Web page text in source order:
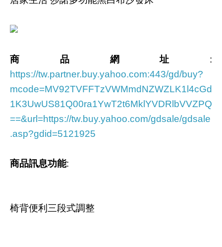
商品網址 :
https://tw.partner.buy.yahoo.com:443/gd/buy?
mcode=MV92TVFFTzVWMmdNZWZLK1l4cGd
1K3UwUS81Q00ra1YwT2t6MklYVDRlbVVZPQ
==&url=https://tw.buy.yahoo.com/gdsale/gdsale
.asp?gdid=5121925
商品訊息功能:
椅背便利三段式調整